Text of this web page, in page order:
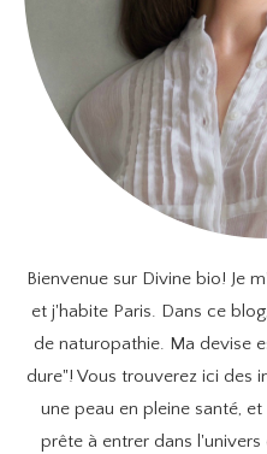
Bienvenue sur Divine bio! Je
et j'habite Paris. Dans ce
de naturopathie. Ma devise
dure"! Vous trouverez ici des
une peau en pleine santé,
prête à entrer dans